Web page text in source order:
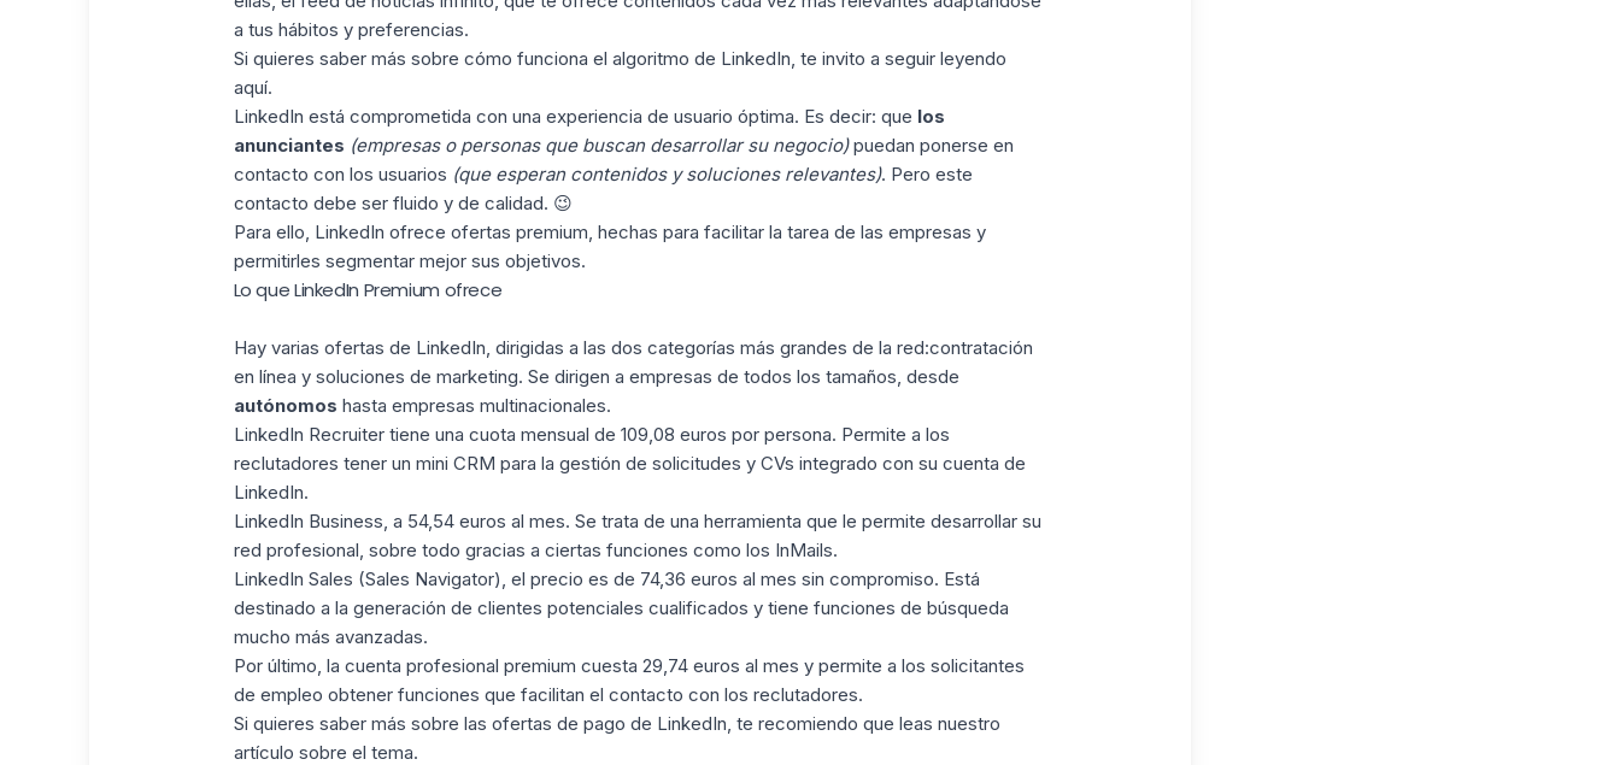
a tus hábitos y preferencias.
Si quieres saber más sobre cómo funciona el algoritmo de LinkedIn, te invito a seguir leyendo
aquí.
LinkedIn está comprometida con una experiencia de usuario óptima. Es decir: que los
anunciantes (empresas o personas que buscan desarrollar su negocio)puedan ponerse en
contacto con los usuarios (que esperan contenidos y soluciones relevantes). Pero este
contacto debe ser fluido y de calidad. 😉
Para ello, LinkedIn ofrece ofertas premium, hechas para facilitar la tarea de las empresas y
permitirles segmentar mejor sus objetivos.
Lo que LinkedIn Premium ofrece
Hay varias ofertas de LinkedIn, dirigidas a las dos categorías más grandes de la red:contratación
en línea y soluciones de marketing. Se dirigen a empresas de todos los tamaños, desde
autónomos hasta empresas multinacionales.
LinkedIn Recruiter tiene una cuota mensual de 109,08 euros por persona. Permite a los
reclutadores tener un mini CRM para la gestión de solicitudes y CVs integrado con su cuenta de
LinkedIn.
LinkedIn Business, a 54,54 euros al mes. Se trata de una herramienta que le permite desarrollar su
red profesional, sobre todo gracias a ciertas funciones como los InMails.
LinkedIn Sales (Sales Navigator), el precio es de 74,36 euros al mes sin compromiso. Está
destinado a la generación de clientes potenciales cualificados y tiene funciones de búsqueda
mucho más avanzadas.
Por último, la cuenta profesional premium cuesta 29,74 euros al mes y permite a los solicitantes
de empleo obtener funciones que facilitan el contacto con los reclutadores.
Si quieres saber más sobre las ofertas de pago de LinkedIn, te recomiendo que leas nuestro
artículo sobre el tema.